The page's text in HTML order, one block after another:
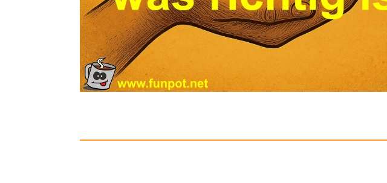
ZZOFSWORM Inground
Kompostbeh&...